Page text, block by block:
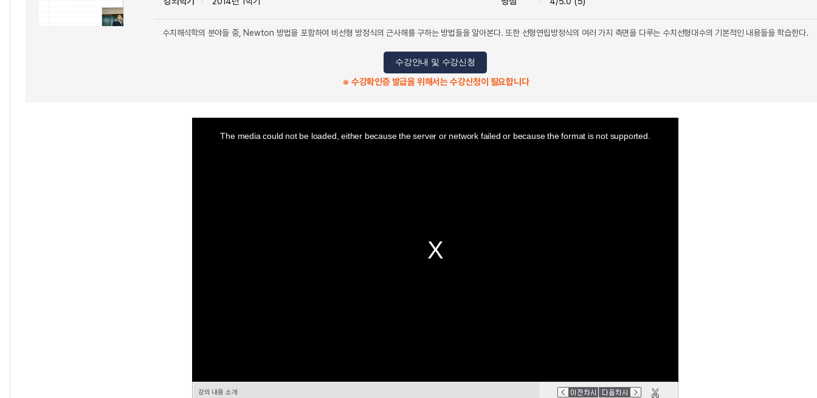
수치해석학의 분야들 중, Newton 방법을 포함하여 비선형 방정식의 근사해를 구하는 방법들을 알아본다. 또한 선형연립방정식의 여러 가지 측면을 다루는 수치선형대수의 기본적인 내용들을 학습한다.
수강안내 및 수강신청
※ 수강확인증 발급을 위해서는 수강신청이 필요합니다
The media could not be loaded, either because the server or network failed or because the format is not supported.
강의 내용 소개